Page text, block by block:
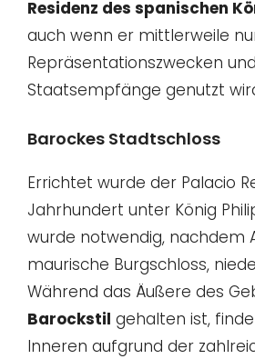
Residenz des spanischen
auch wenn er mittlerweile
Repräsentationszwecken
Staatsempfänge genutzt
Barockes Stadtschloss
Errichtet wurde der Palacio
Jahrhundert unter König
wurde notwendig, nachdem
maurische Burgschloss,
Während das Äußere des
Barockstil gehalten ist,
Inneren aufgrund der